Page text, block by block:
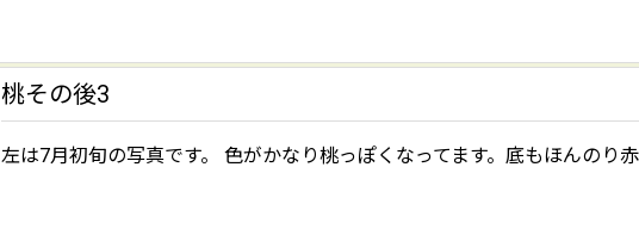
桃その後3
左は7月初旬の写真です。 色がかなり桃っぽくなってます。底もほんのり